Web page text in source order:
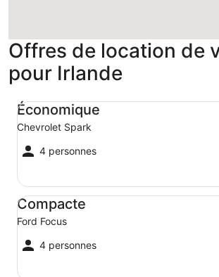
Offres de location de
pour Irlande
Économique
Chevrolet Spark
4 personnes
Économique Chevrolet Spark
Compacte
Ford Focus
4 personnes
Compacte Ford Focus